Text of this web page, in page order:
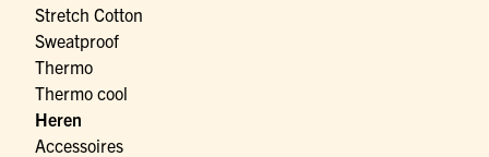
Stretch Cotton
Sweatproof
Thermo
Thermo cool
Heren
Accessoires